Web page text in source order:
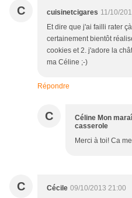
C cuisinetcigares 11/10/
Et dire que j'ai failli rater
certainement bientôt
cookies et 2. j'adore la
ma Céline ;-)
Répondre
C
Céline Mon
casserole
Merci à toi! Ca
C Cécile 09/10/2013 21:00